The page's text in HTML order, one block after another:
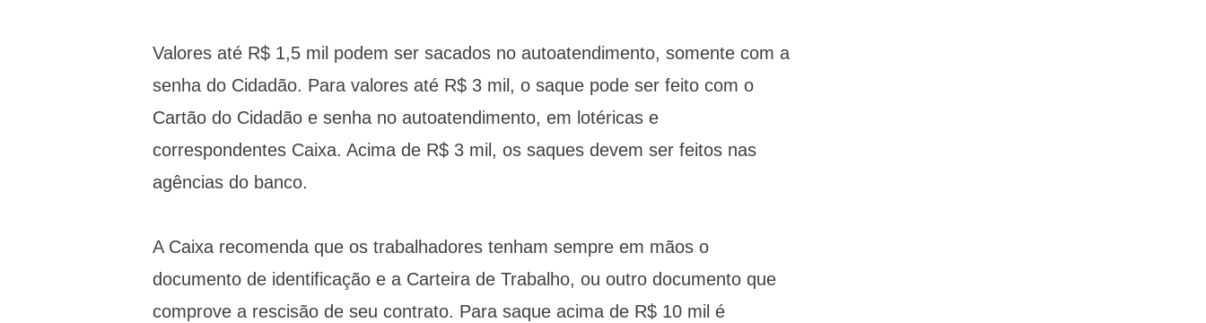
Valores até R$ 1,5 mil podem ser sacados no autoatendimento, somente com a
senha do Cidadão. Para valores até R$ 3 mil, o saque pode ser feito com o
Cartão do Cidadão e senha no autoatendimento, em lotéricas e
correspondentes Caixa. Acima de R$ 3 mil, os saques devem ser feitos nas
agências do banco.
A Caixa recomenda que os trabalhadores tenham sempre em mãos o
documento de identificação e a Carteira de Trabalho, ou outro documento que
comprove a rescisão de seu contrato. Para saque acima de R$ 10 mil é